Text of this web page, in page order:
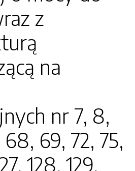
z
na
nr 7, 8,
69, 72, 75,
128, 129,